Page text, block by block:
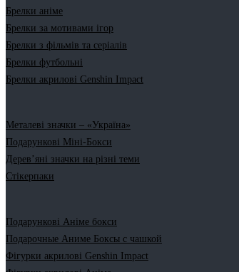
Брелки аніме
Брелки за мотивами ігор
Брелки з фільмів та серіалів
Брелки футбольні
Брелки акрилові Genshin Impact
Металеві значки – «Україна»
Подарункові Міні-Бокси
Дерев’яні значки на різні теми
Стікерпаки
Подарункові Аніме бокси
Подарочные Аниме Боксы с чашкой
Фігурки акрилові Genshin Impact